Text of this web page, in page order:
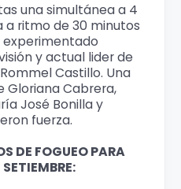
una simultánea a 4
ritmo de 30 minutos
experimentado
y actual lider de
Castillo. Una
Gloriana Cabrera,
José Bonilla y
fuerza.
DE FOGUEO PARA